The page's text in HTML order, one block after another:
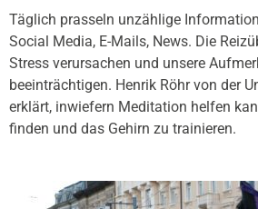
Täglich prasseln unzählige
Social Media, E-Mails, News. Die
Stress verursachen und unsere
beeinträchtigen. Henrik Röhr von der
erklärt, inwiefern Meditation helfen
finden und das Gehirn zu trainieren.